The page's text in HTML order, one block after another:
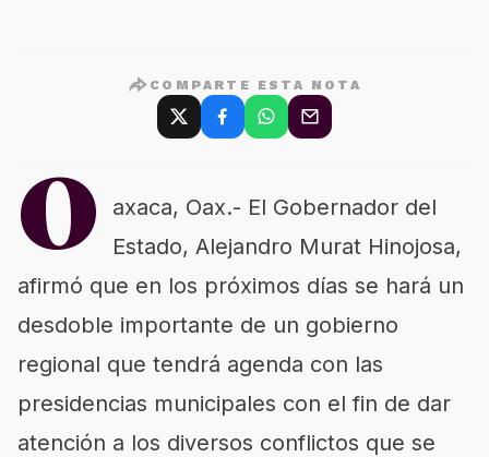
COMPARTE ESTA NOTA
O
axaca, Oax.- El Gobernador del
Estado, Alejandro Murat Hinojosa,
afirmó que en los próximos días se hará un
desdoble importante de un gobierno
regional que tendrá agenda con las
presidencias municipales con el fin de dar
atención a los diversos conflictos que se